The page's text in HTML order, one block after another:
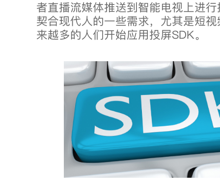
者直播流媒体推送到智能电视上进
契合现代人的一些需求，尤其是短
来越多的人们开始应用投屏SDK。